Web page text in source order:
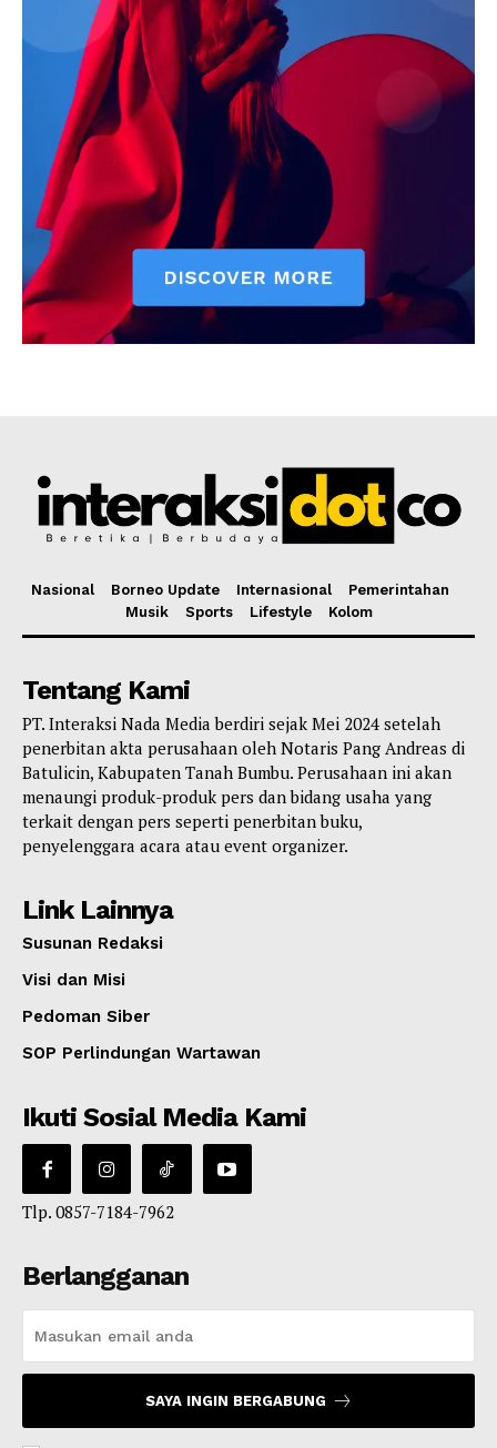
Nasional Borneo Update Internasional
Pemerintahan
Musik
Sports Lifestyle Kolom
Tentang Kami
PT. Interaksi Nada Media berdiri sejak Mei 2024 setelah
penerbitan akta perusahaan oleh Notaris Pang Andreas di
Batulicin, Kabupaten Tanah Bumbu. Perusahaan ini akan
menaungi produk-produk pers dan bidang usaha yang
terkait dengan pers seperti penerbitan buku,
penyelenggara acara atau event organizer.
Link Lainnya
Susunan Redaksi
Visi dan Misi
Pedoman Siber
SOP Perlindungan Wartawan
Ikuti Sosial Media Kami
Tlp. 0857-7184-7962
Berlangganan
SAYA INGIN BERGABUNG